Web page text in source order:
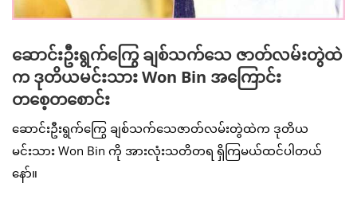
ဆောင်းဦးရွက်ကြွေ ချစ်သက်သေ ဇာတ်လမ်းတွဲထဲ
က ဒုတိယမင်းသား Won Bin အကြောင်း
တစေ့တစောင်း
ဆောင်းဦးရွက်ကြွေ ချစ်သက်သေဇာတ်လမ်းတွဲထဲက ဒုတိယ
မင်းသား Won Bin ကို အားလုံးသတိတရ ရှိကြမယ်ထင်ပါတယ်
နော်။